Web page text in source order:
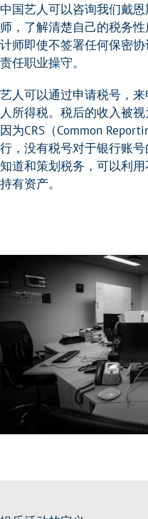
中国艺人可以咨询我们戴
师，了解清楚自己的税务
计师即使不签署任何保密
责任职业操守。
艺人可以通过申请税号，
人所得税。税后的收入被
因为CRS（Common
行，没有税号对于银行账
知道和策划税务，可以利
持有资产。